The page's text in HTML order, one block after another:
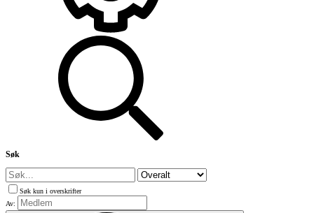
Søk
Søk kun i overskrifter
Av: